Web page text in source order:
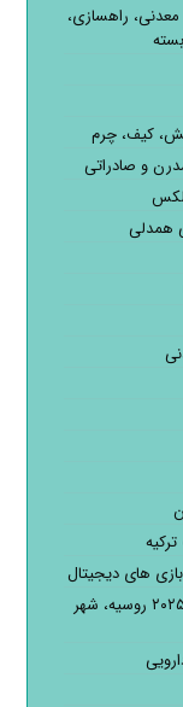
راهسازی،
کیف، چرم
و صادراتی
همدلی
های دیجیتال
نمایشگاه دامپروری و کشاورزی آگرو ولگا ۲۰۲۵ روسیه، شهر